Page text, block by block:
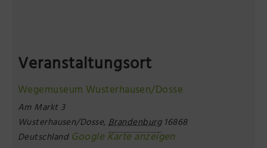
Veranstaltungsort
Wegemuseum Wusterhausen/Dosse
Am Markt 3
Wusterhausen/Dosse,Brandenburg 16868
Deutschland Google Karte anzeigen